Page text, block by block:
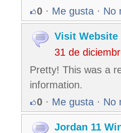
0 · Me gusta · No
Visit Website
31 de
Pretty! This was a
information.
0 · Me gusta · No
Jordan 11